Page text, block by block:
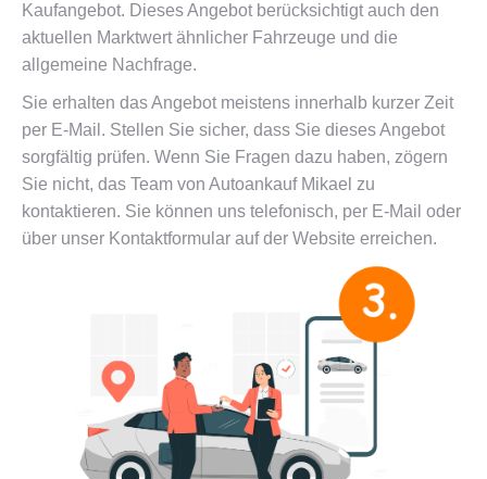
Kaufangebot. Dieses Angebot berücksichtigt auch den
aktuellen Marktwert ähnlicher Fahrzeuge und die
allgemeine Nachfrage.
Sie erhalten das Angebot meistens innerhalb kurzer Zeit
per E-Mail. Stellen Sie sicher, dass Sie dieses Angebot
sorgfältig prüfen. Wenn Sie Fragen dazu haben, zögern
Sie nicht, das Team von Autoankauf Mikael zu
kontaktieren. Sie können uns telefonisch, per E-Mail oder
über unser Kontaktformular auf der Website erreichen.